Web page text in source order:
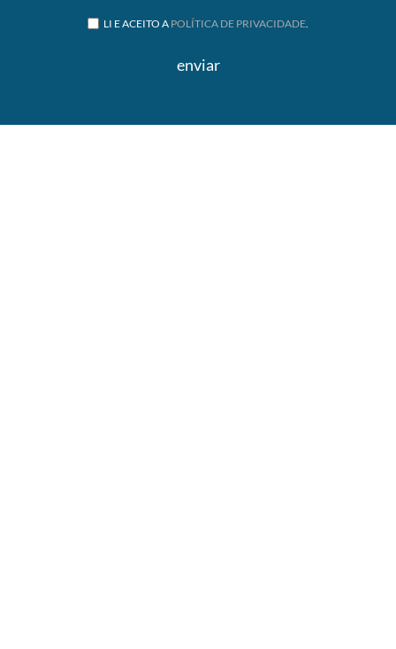
LI E ACEITO A POLÍTICA DE PRIVACIDADE.